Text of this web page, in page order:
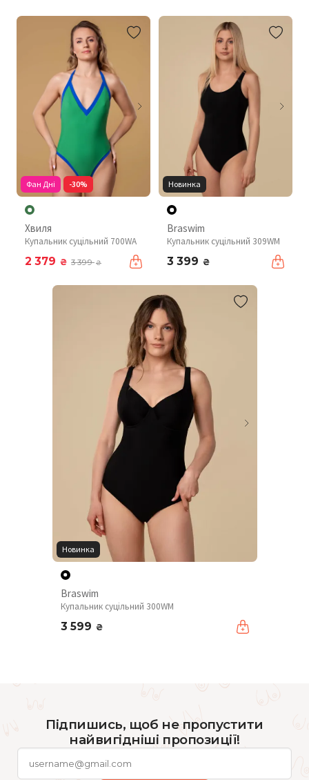
Фан Дні -30%
Хвиля
Купальник суцільний 700WA
2 379 ₴ 3 399₴
Новинка
Braswim
Купальник суцільний 309WM
3 399 ₴
Новинка
Braswim
Купальник суцільний 300WM
3 599 ₴
Підпишись, щоб не пропустити
найвигідніші пропозиції!